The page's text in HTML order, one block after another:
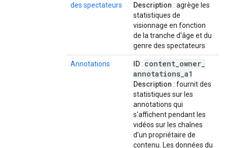
des spectateurs
Description : agrège les
statistiques de
visionnage en fonction
de la tranche d'âge et du
genre des spectateurs
Annotations ID: content owner
annotations a1
Description : fournit des
statistiques sur les
annotations qui
s'affichent pendant les
vidéos sur les chaînes
d'un propriétaire de
contenu. Les données du